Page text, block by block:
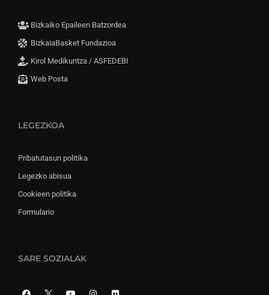
Bizkaiko Epaileen Batzordea
BizkaiaBasket Fundazioa
Kirol Medikuntza / ASFEDEBI
Web Posta
LEGEZKOA
Pribatutasun politika
Legezko abisua
Cookieen politika
Formulario
SARE SOZIALAK